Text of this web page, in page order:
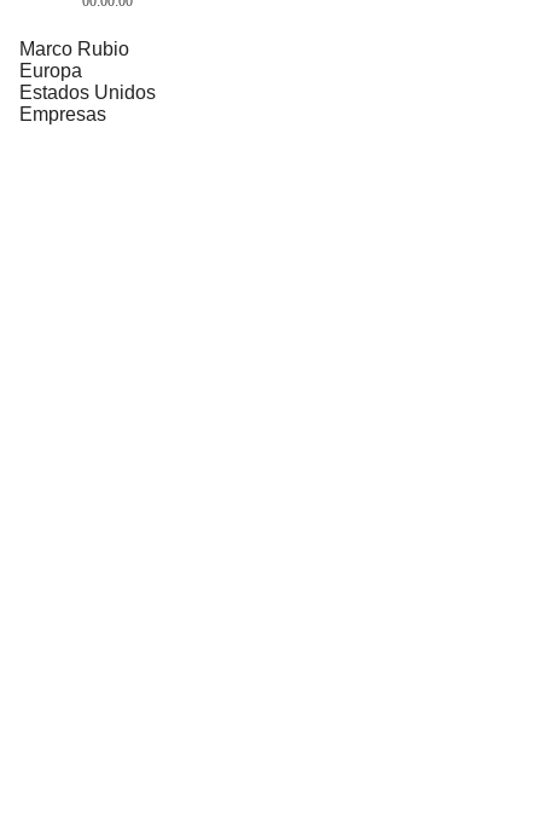
Marco Rubio
Europa
Estados Unidos
Empresas